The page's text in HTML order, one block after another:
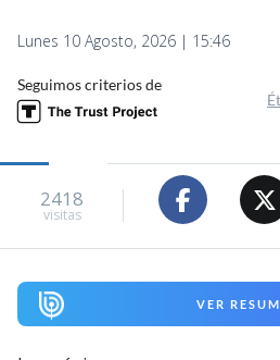
Lunes 10 Agosto, 2026 | 15:46
Seguimos criterios de
2418
visitas
VER